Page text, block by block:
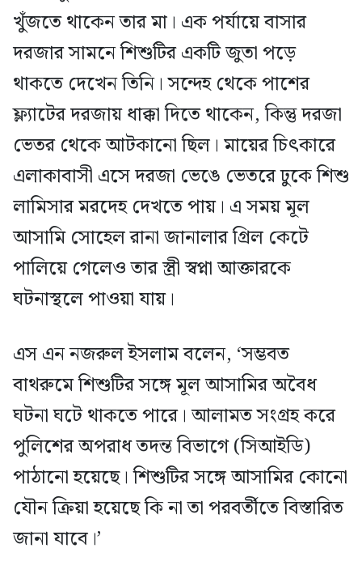
খুঁজতে থাকেন তার মা। এক পর্যায়ে বাসার
দরজার সামনে শিশুটির একটি জুতা পড়ে
থাকতে দেখেন তিনি। সন্দেহ থেকে পাশের
ফ্ল্যাটের দরজায় ধাক্কা দিতে থাকেন, কিন্তু দরজা
ভেতর থেকে আটকানো ছিল। মায়ের চিৎকারে
এলাকাবাসী এসে দরজা ভেঙে ভেতরে ঢুকে শিশু
লামিসার মরদেহ দেখতে পায়। এ সময় মূল
আসামি সোহেল রানা জানালার গ্রিল কেটে
পালিয়ে গেলেও তার স্ত্রী স্বপ্না আক্তারকে
ঘটনাস্থলে পাওয়া যায়।
এস এন নজরুল ইসলাম বলেন, ‘সম্ভবত
বাথরুমে শিশুটির সঙ্গে মূল আসামির অবৈধ
ঘটনা ঘটে থাকতে পারে। আলামত সংগ্রহ করে
পুলিশের অপরাধ তদন্ত বিভাগে (সিআইডি)
পাঠানো হয়েছে। শিশুটির সঙ্গে আসামির কোনো
যৌন ক্রিয়া হয়েছে কি না তা পরবর্তীতে বিস্তারিত
জানা যাবে।’